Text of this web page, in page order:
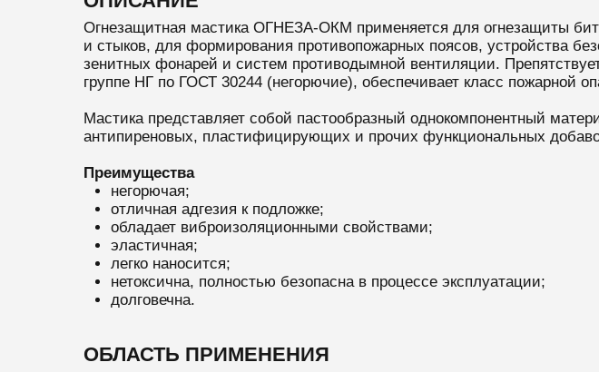
Огнезащитная мастика ОГНЕЗА-ОКМ применяется для огнезащиты
и стыков, для формирования противопожарных поясов, устройства
зенитных фонарей и систем противодымной вентиляции.
группе НГ по ГОСТ 30244 (негорючие), обеспечивает класс пожарной
Мастика представляет собой пастообразный однокомпонентный
антипиреновых, пластифицирующих и прочих функциональных
Преимущества
негорючая;
отличная адгезия к подложке;
обладает виброизоляционными свойствами;
эластичная;
легко наносится;
нетоксична, полностью безопасна в процессе эксплуатации;
долговечна.
ОБЛАСТЬ ПРИМЕНЕНИЯ